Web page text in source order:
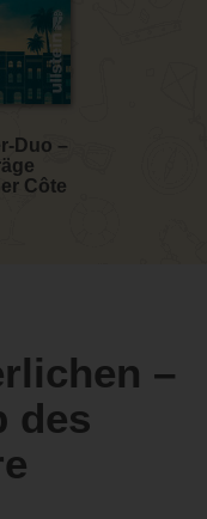
Duo –
Côte
–
des